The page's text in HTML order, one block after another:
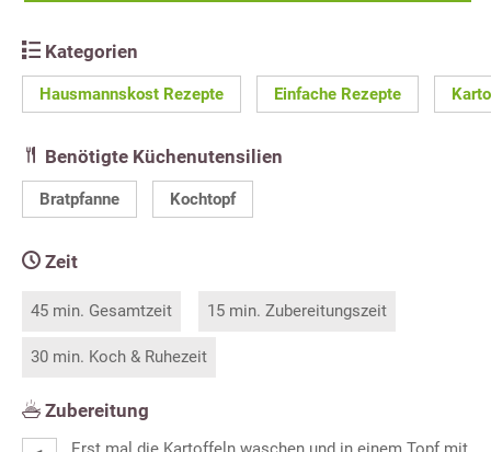
Kategorien
Hausmannskost Rezepte Einfache Rezepte
Benötigte Küchenutensilien
Bratpfanne Kochtopf
Zeit
45 min. Gesamtzeit 15 min. Zubereitungszeit
30 min. Koch & Ruhezeit
Zubereitung